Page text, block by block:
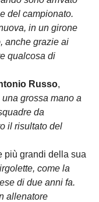
del campionato.
in un girone
anche grazie ai
qualcosa di
Russo,
una grossa mano a
da
il risultato del
più grandi della sua
come la
di due anni fa.
allenatore